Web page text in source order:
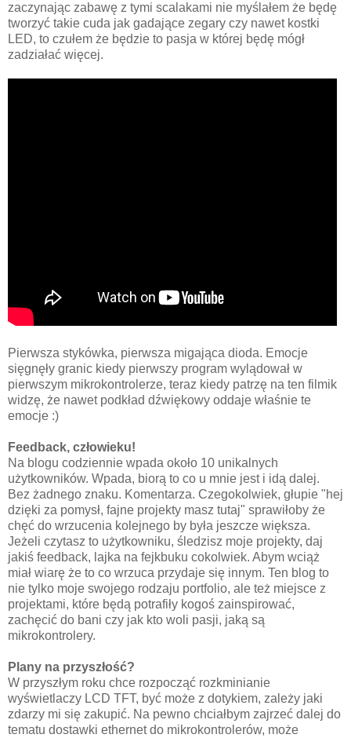
zaczynając zabawę z tymi scalakami nie myślałem że będę
tworzyć takie cuda jak gadające zegary czy nawet kostki
LED, to czułem że będzie to pasja w której będę mógł
zadziałać więcej.
Pierwsza stykówka, pierwsza migająca dioda. Emocje
sięgnęły granic kiedy pierwszy program wylądował w
pierwszym mikrokontrolerze, teraz kiedy patrzę na ten filmik
widzę, że nawet podkład dźwiękowy oddaje właśnie te
emocje :)
Feedback, człowieku!
Na blogu codziennie wpada około 10 unikalnych
użytkowników. Wpada, biorą to co u mnie jest i idą dalej.
Bez żadnego znaku. Komentarza. Czegokolwiek, głupie "hej
dzięki za pomysł, fajne projekty masz tutaj" sprawiłoby że
chęć do wrzucenia kolejnego by była jeszcze większa.
Jeżeli czytasz to użytkowniku, śledzisz moje projekty, daj
jakiś feedback, lajka na fejkbuku cokolwiek. Abym wciąż
miał wiarę że to co wrzuca przydaje się innym. Ten blog to
nie tylko moje swojego rodzaju portfolio, ale też miejsce z
projektami, które będą potrafiły kogoś zainspirować,
zachęcić do bani czy jak kto woli pasji, jaką są
mikrokontrolery.
Plany na przyszłość?
W przyszłym roku chce rozpocząć rozkminianie
wyświetlaczy LCD TFT, być może z dotykiem, zależy jaki
zdarzy mi się zakupić. Na pewno chciałbym zajrzeć dalej do
tematu dostawki ethernet do mikrokontrolerów, może